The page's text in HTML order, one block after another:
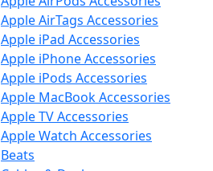
Apple AirTags Accessories
Apple iPad Accessories
Apple iPhone Accessories
Apple iPods Accessories
Apple MacBook Accessories
Apple TV Accessories
Apple Watch Accessories
Beats